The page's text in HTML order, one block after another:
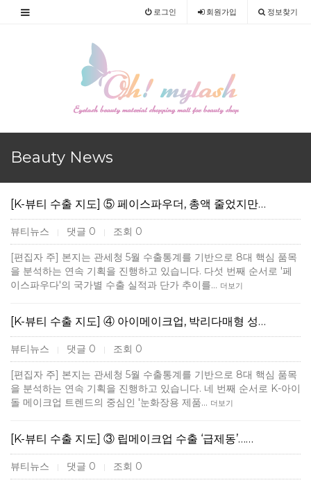
로그인 회원가입 정보찾기
Beauty News
[K-뷰티 수출 지도] ⑤ 페이스파우더, 총액 줄었지만…
뷰티뉴스 | 댓글 0 | 조회 0
[편집자 주] 본지는 관세청 5월 수출통계를 기반으로 8대 핵심 품목
을 분석하는 연속 기획을 진행하고 있습니다. 다섯 번째 순서로 '페
이스파우다'의 국가별 수출 실적과 단가 추이를… 더보기
[K-뷰티 수출 지도] ④ 아이메이크업, 박리다매형 성…
뷰티뉴스 | 댓글 0 | 조회 0
[편집자 주] 본지는 관세청 5월 수출통계를 기반으로 8대 핵심 품목
을 분석하는 연속 기획을 진행하고 있습니다. 네 번째 순서로 K-아이
돌 메이크업 트렌드의 중심인 '눈화장용 제품… 더보기
[K-뷰티 수출 지도] ③ 립메이크업 수출 ‘급제동’……
뷰티뉴스 | 댓글 0 | 조회 0